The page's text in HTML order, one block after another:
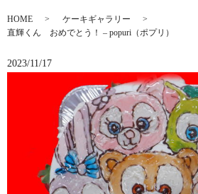
HOME
ケーキギャラリー
直輝くん おめでとう！ – popuri（ポプリ）
2023/11/17